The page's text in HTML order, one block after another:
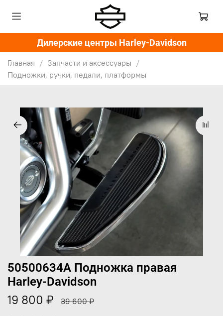
Дилерские центры Harley-Davidson
Главная
Запчасти и аксессуары
Подножки, ручки, педали, платформы
50500634A Подножка правая
Harley-Davidson
19 800 ₽ 39 600 ₽